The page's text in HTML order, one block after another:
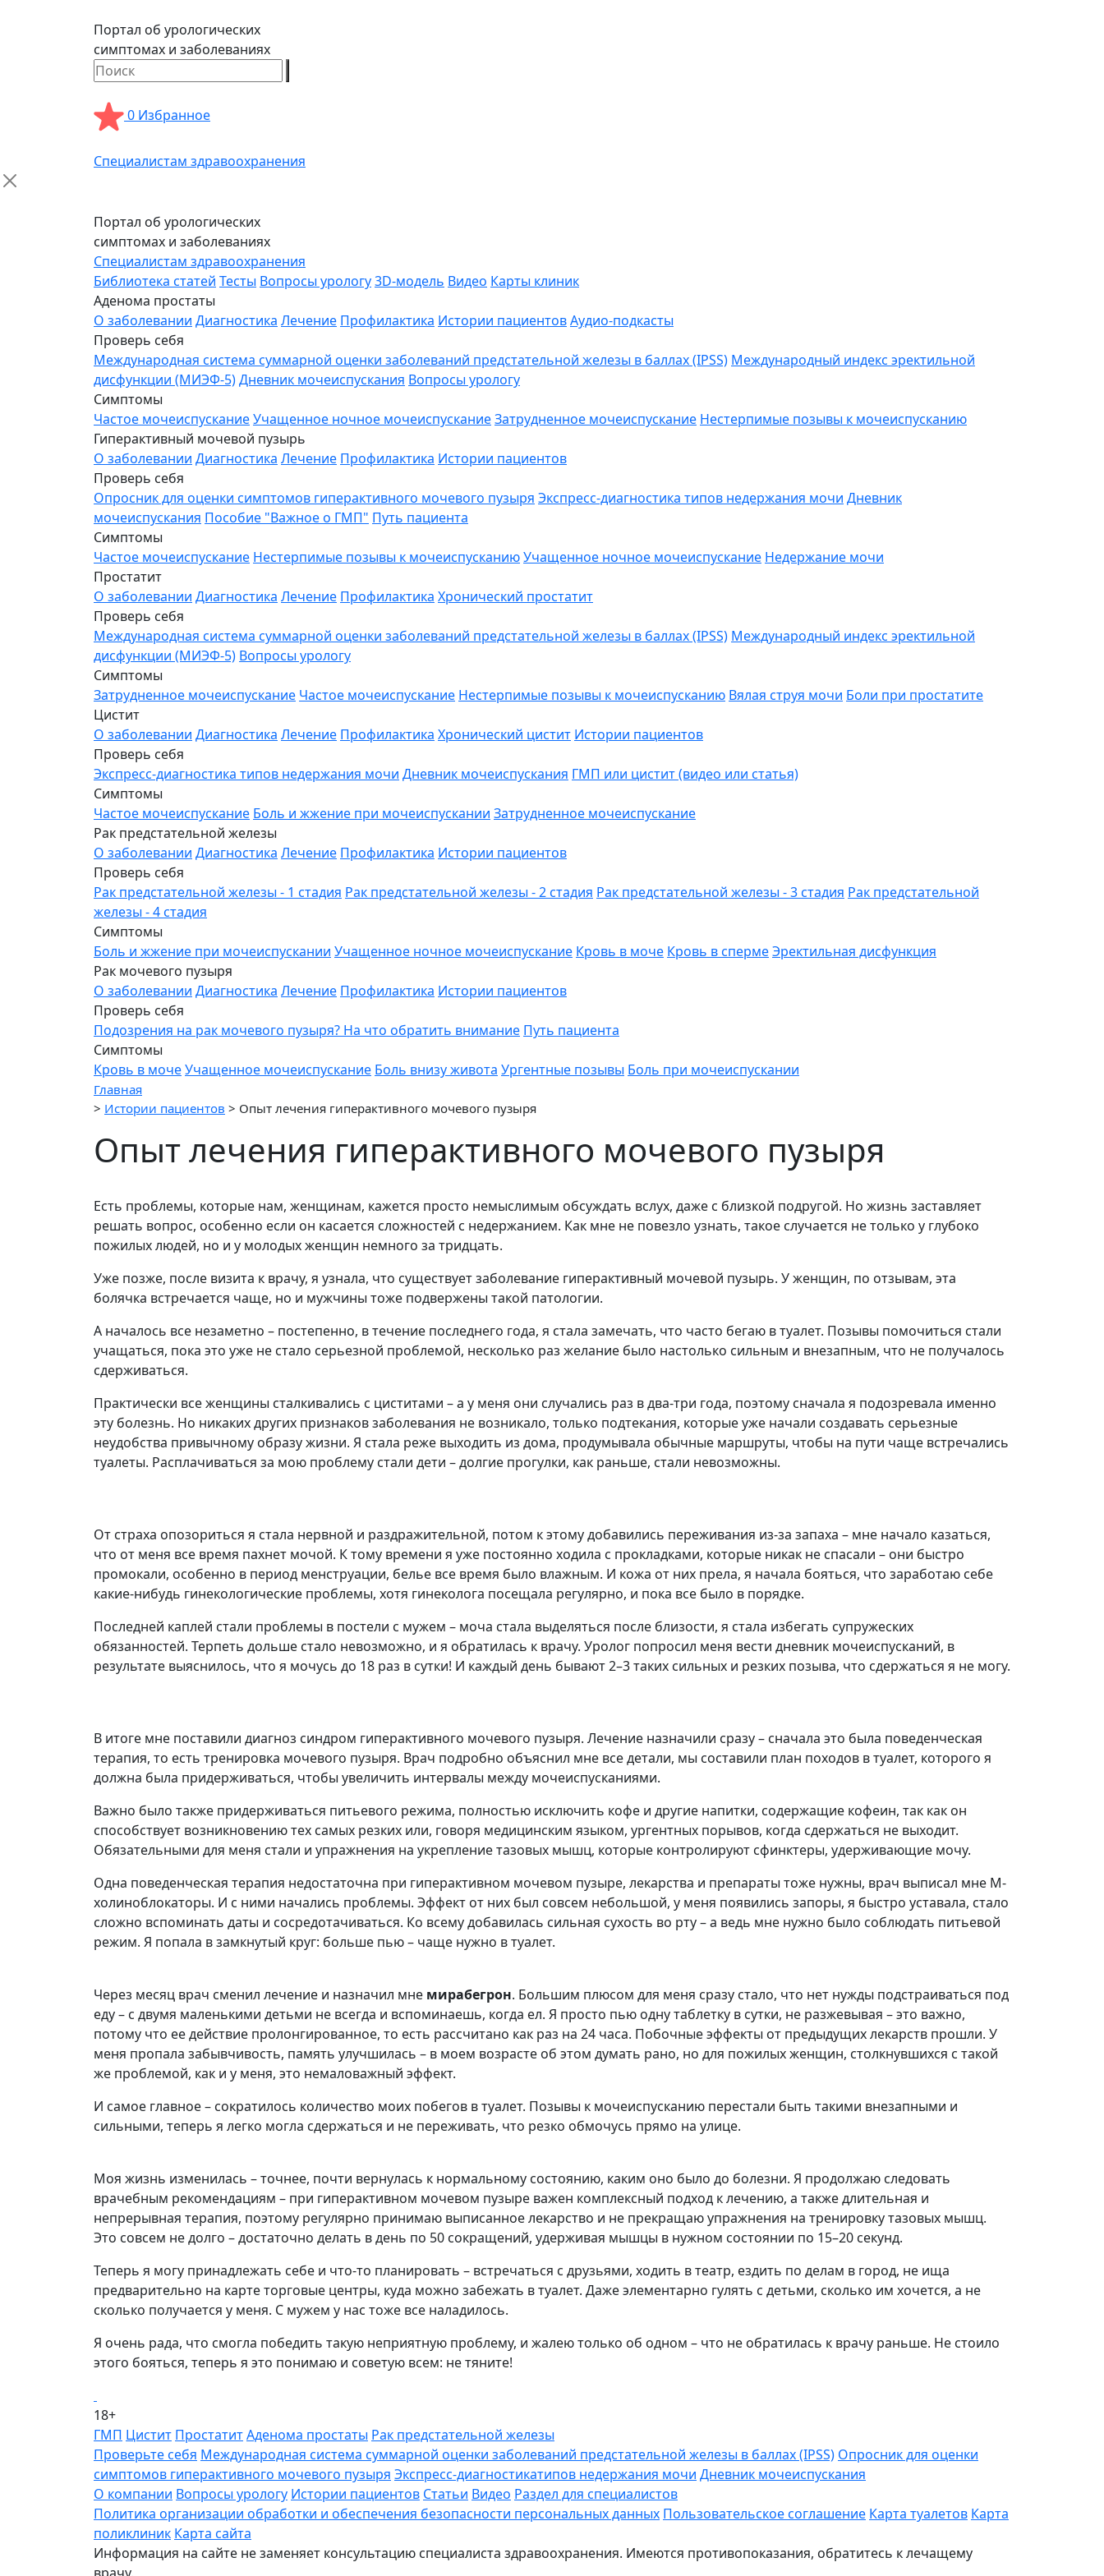
Портал об урологических
симптомах и заболеваниях
0 Избранное
Специалистам здравоохранения
Портал об урологических
симптомах и заболеваниях
Специалистам здравоохранения
Библиотека статей Тесты Вопросы урологу3D-модель Видео Карты клиник
Аденома простаты
О заболевании Диагностика Лечение Профилактика Истории пациентовАудио-подкасты
Проверь себя
Международная система суммарной оценки заболеваний предстательной железы в баллах (IPSS) Международный индекс эректильной
дисфункции (МИЭФ-5)Дневник мочеиспускания Вопросы урологу
Симптомы
Частое мочеиспусканиеУчащенное ночное мочеиспусканиеЗатрудненное мочеиспускание Нестерпимые позывы к мочеиспусканию
Гиперактивный мочевой пузырь
О заболевании Диагностика Лечение Профилактика Истории пациентов
Проверь себя
Опросник для оценки симптомов гиперактивного мочевого пузыря Экспресс-диагностика типов недержания мочи Дневник
мочеиспускания Пособие "Важное о ГМП" Путь пациента
Симптомы
Частое мочеиспускание Нестерпимые позывы к мочеиспусканиюУчащенное ночное мочеиспускание Недержание мочи
Простатит
О заболевании Диагностика Лечение Профилактика Хронический простатит
Проверь себя
Международная система суммарной оценки заболеваний предстательной железы в баллах (IPSS) Международный индекс эректильной
дисфункции (МИЭФ-5) Вопросы урологу
Симптомы
Затрудненное мочеиспускание Частое мочеиспускание Нестерпимые позывы к мочеиспусканию Вялая струя мочи Боли при простатите
Цистит
О заболевании Диагностика Лечение Профилактика Хронический цистит Истории пациентов
Проверь себя
Экспресс-диагностика типов недержания мочи Дневник мочеиспускания ГМП или цистит (видео или статья)
Симптомы
Частое мочеиспускание Боль и жжение при мочеиспускании Затрудненное мочеиспускание
Рак предстательной железы
О заболевании Диагностика Лечение Профилактика Истории пациентов
Проверь себя
Рак предстательной железы - 1 стадия Рак предстательной железы - 2 стадия Рак предстательной железы - 3 стадия Рак предстательной
железы - 4 стадия
Симптомы
Боль и жжение при мочеиспускании Учащенное ночное мочеиспускание Кровь в моче Кровь в спермеЭректильная дисфункция
Рак мочевого пузыря
О заболевании Диагностика Лечение Профилактика Истории пациентов
Проверь себя
Подозрения на рак мочевого пузыря? На что обратить внимание Путь пациента
Симптомы
Кровь в мочеУчащенное мочеиспускание Боль внизу живота Ургентные позывы Боль при мочеиспускании
Главная
> Истории пациентов > Опыт лечения гиперактивного мочевого пузыря
Опыт лечения гиперактивного мочевого пузыря
Есть проблемы, которые нам, женщинам, кажется просто немыслимым обсуждать вслух, даже с близкой подругой. Но жизнь заставляет
решать вопрос, особенно если он касается сложностей с недержанием. Как мне не повезло узнать, такое случается не только у глубоко
пожилых людей, но и у молодых женщин немного за тридцать.
Уже позже, после визита к врачу, я узнала, что существует заболевание гиперактивный мочевой пузырь. У женщин, по отзывам, эта
болячка встречается чаще, но и мужчины тоже подвержены такой патологии.
А началось все незаметно – постепенно, в течение последнего года, я стала замечать, что часто бегаю в туалет. Позывы помочиться стали
учащаться, пока это уже не стало серьезной проблемой, несколько раз желание было настолько сильным и внезапным, что не получалось
сдерживаться.
Практически все женщины сталкивались с циститами – а у меня они случались раз в два-три года, поэтому сначала я подозревала именно
эту болезнь. Но никаких других признаков заболевания не возникало, только подтекания, которые уже начали создавать серьезные
неудобства привычному образу жизни. Я стала реже выходить из дома, продумывала обычные маршруты, чтобы на пути чаще встречались
туалеты. Расплачиваться за мою проблему стали дети – долгие прогулки, как раньше, стали невозможны.
От страха опозориться я стала нервной и раздражительной, потом к этому добавились переживания из-за запаха – мне начало казаться,
что от меня все время пахнет мочой. К тому времени я уже постоянно ходила с прокладками, которые никак не спасали – они быстро
промокали, особенно в период менструации, белье все время было влажным. И кожа от них прела, я начала бояться, что заработаю себе
какие-нибудь гинекологические проблемы, хотя гинеколога посещала регулярно, и пока все было в порядке.
Последней каплей стали проблемы в постели с мужем – моча стала выделяться после близости, я стала избегать супружеских
обязанностей. Терпеть дольше стало невозможно, и я обратилась к врачу. Уролог попросил меня вести дневник мочеиспусканий, в
результате выяснилось, что я мочусь до 18 раз в сутки! И каждый день бывают 2–3 таких сильных и резких позыва, что сдержаться я не могу.
В итоге мне поставили диагноз синдром гиперактивного мочевого пузыря. Лечение назначили сразу – сначала это была поведенческая
терапия, то есть тренировка мочевого пузыря. Врач подробно объяснил мне все детали, мы составили план походов в туалет, которого я
должна была придерживаться, чтобы увеличить интервалы между мочеиспусканиями.
Важно было также придерживаться питьевого режима, полностью исключить кофе и другие напитки, содержащие кофеин, так как он
способствует возникновению тех самых резких или, говоря медицинским языком, ургентных порывов, когда сдержаться не выходит.
Обязательными для меня стали и упражнения на укрепление тазовых мышц, которые контролируют сфинктеры, удерживающие мочу.
Одна поведенческая терапия недостаточна при гиперактивном мочевом пузыре, лекарства и препараты тоже нужны, врач выписал мне М-
холиноблокаторы. И с ними начались проблемы. Эффект от них был совсем небольшой, у меня появились запоры, я быстро уставала, стало
сложно вспоминать даты и сосредотачиваться. Ко всему добавилась сильная сухость во рту – а ведь мне нужно было соблюдать питьевой
режим. Я попала в замкнутый круг: больше пью – чаще нужно в туалет.
Через месяц врач сменил лечение и назначил мне мирабегрон. Большим плюсом для меня сразу стало, что нет нужды подстраиваться под
еду – с двумя маленькими детьми не всегда и вспоминаешь, когда ел. Я просто пью одну таблетку в сутки, не разжевывая – это важно,
потому что ее действие пролонгированное, то есть рассчитано как раз на 24 часа. Побочные эффекты от предыдущих лекарств прошли. У
меня пропала забывчивость, память улучшилась – в моем возрасте об этом думать рано, но для пожилых женщин, столкнувшихся с такой
же проблемой, как и у меня, это немаловажный эффект.
И самое главное – сократилось количество моих побегов в туалет. Позывы к мочеиспусканию перестали быть такими внезапными и
сильными, теперь я легко могла сдержаться и не переживать, что резко обмочусь прямо на улице.
Моя жизнь изменилась – точнее, почти вернулась к нормальному состоянию, каким оно было до болезни. Я продолжаю следовать
врачебным рекомендациям – при гиперактивном мочевом пузыре важен комплексный подход к лечению, а также длительная и
непрерывная терапия, поэтому регулярно принимаю выписанное лекарство и не прекращаю упражнения на тренировку тазовых мышц.
Это совсем не долго – достаточно делать в день по 50 сокращений, удерживая мышцы в нужном состоянии по 15–20 секунд.
Теперь я могу принадлежать себе и что-то планировать – встречаться с друзьями, ходить в театр, ездить по делам в город, не ища
предварительно на карте торговые центры, куда можно забежать в туалет. Даже элементарно гулять с детьми, сколько им хочется, а не
сколько получается у меня. С мужем у нас тоже все наладилось.
Я очень рада, что смогла победить такую неприятную проблему, и жалею только об одном – что не обратилась к врачу раньше. Не стоило
этого бояться, теперь я это понимаю и советую всем: не тяните!
18+
ГМП Цистит ПростатитАденома простаты Рак предстательной железы
Проверьте себя Международная система суммарной оценки заболеваний предстательной железы в баллах (IPSS) Опросник для оценки
симптомов гиперактивного мочевого пузыря Экспресс-диагностикатипов недержания мочи Дневник мочеиспускания
О компании Вопросы урологу Истории пациентов Статьи Видео Раздел для специалистов
Политика организации обработки и обеспечения безопасности персональных данных Пользовательское соглашение Карта туалетов Карта
поликлиник Карта сайта
Информация на сайте не заменяет консультацию специалиста здравоохранения. Имеются противопоказания, обратитесь к лечащему
Госуслуги